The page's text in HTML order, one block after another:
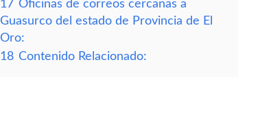
17 Oficinas de correos cercanas a
Guasurco del estado de Provincia de El
Oro:
18 Contenido Relacionado: